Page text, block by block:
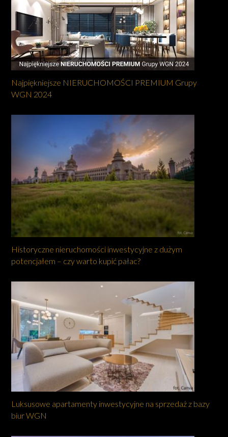
Najpiękniejsze NIERUCHOMOŚCI PREMIUM Grupy
WGN 2024
Historyczne nieruchomości inwestycyjne z dużym
potencjałem – czy warto kupić pałac?
Luksusowe apartamenty inwestycyjne na sprzedaż z bazy
biur WGN